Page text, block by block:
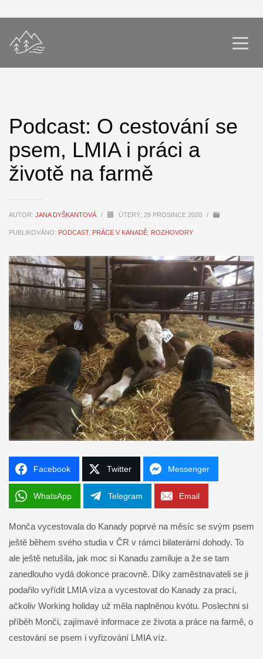
Podcast: O cestování se
psem, LMIA i práci a
životě na farmě
AUTOR: JANA DYŠKANTOVÁ / ÚTERÝ, 29 PROSINCE 2020 /
PUBLIKOVÁNO: PODCAST, PRÁCE V KANADĚ ROZHOVORY
Facebook Twitter Messenger
WhatsApp Telegram Email
Monča vycestovala do Kanady poprvé na měsíc se svým psem
ještě během svého studia v ČR v rámci bilaterární dohody. To
ale ještě netušila, jak moc si Kanadu zamiluje a že se tam
zanedlouho vydá dokonce pracovně. Díky zaměstnavateli se ji
podařilo vyřídit LMIA víza a vycestovat do Kanady za prací,
ačkoliv Working holiday už měla naplněnou kvótu. Poslechni si
příběh Monči, zajímavé informace ze života a práce na farmě, o
cestování se psem i vyřizování LMIA víz.